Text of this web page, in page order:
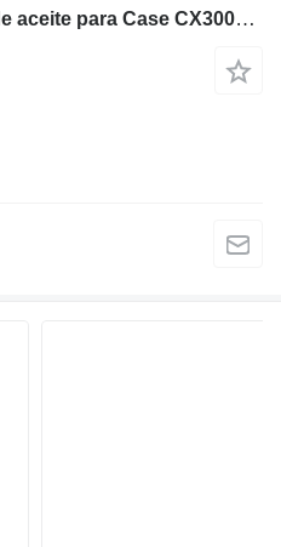
Case 47842618 enfriador de aceite para Case CX300D CX250D excavadora